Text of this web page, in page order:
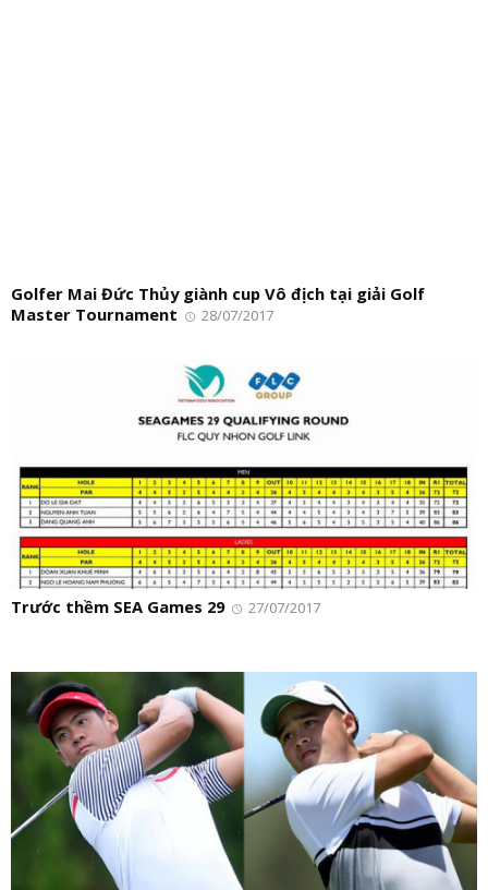
Golfer Mai Đức Thủy giành cup Vô địch tại giải Golf
Master Tournament
28/07/2017
Trước thềm SEA Games 29 27/07/2017